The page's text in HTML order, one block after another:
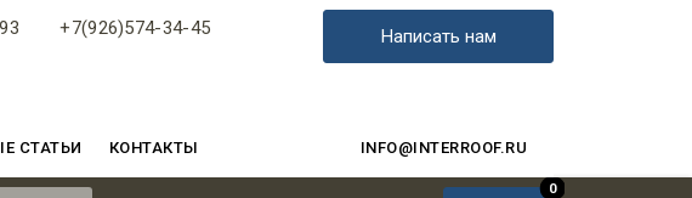
+7(926)574-34-45 Написать нам
СТАТЬИ КОНТАКТЫ INFO@INTERROOF.RU
0